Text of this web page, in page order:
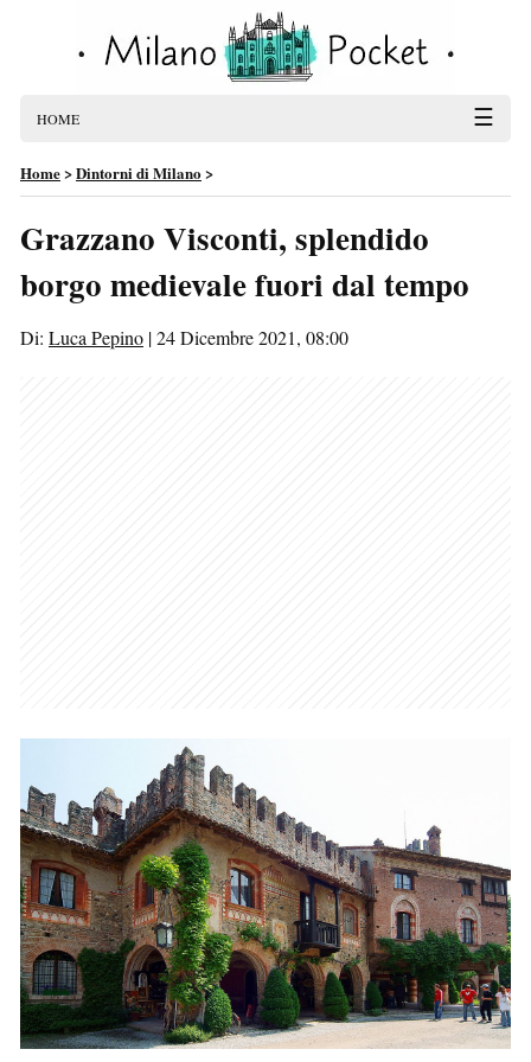
HOME ☰
Home>Dintorni di Milano >
Grazzano Visconti, splendido
borgo medievale fuori dal tempo
Di: Luca Pepino |24 Dicembre 2021, 08:00